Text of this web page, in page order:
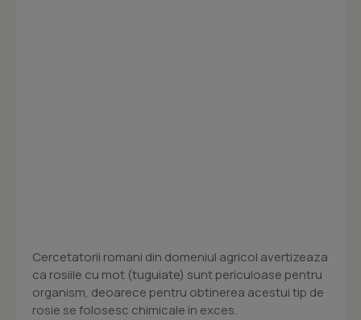
Cercetatorii romani din domeniul agricol avertizeaza
ca rosiile cu mot (tuguiate) sunt periculoase pentru
organism, deoarece pentru obtinerea acestui tip de
rosie se folosesc chimicale in exces.